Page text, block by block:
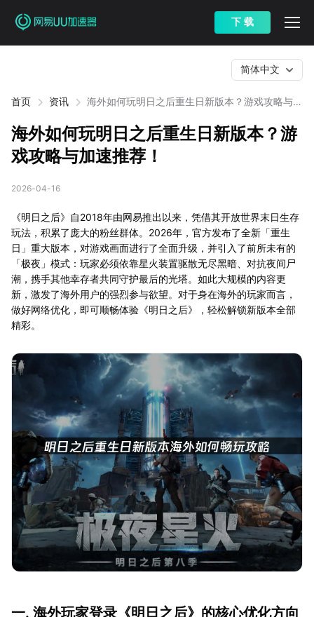
下 载
首页 资讯
海外如何玩明日之后重生日新版本？游戏攻略与加
简体中文
海外如何玩明日之后重生日新版本？游
戏攻略与加速推荐！
2026-04-16
《明日之后》自2018年由网易推出以来，凭借其开放世界末日生存
玩法，积累了庞大的粉丝群体。2026年，官方发布了全新「重生
日」重大版本，对游戏画面进行了全面升级，并引入了前所未有的
「极夜」模式：玩家必须依靠星火装置驱散无尽黑暗、对抗夜间尸
潮，携手其他幸存者共同守护最后的光塔。如此大规模的内容更
新，激发了海外用户的强烈参与欲望。对于身在海外的玩家而言，
做好网络优化，即可顺畅体验《明日之后》，轻松解锁新版本全部
精彩。
一. 海外玩家登录《明日之后》的核心优化方向